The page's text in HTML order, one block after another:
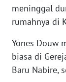
meninggal
rumahnya di
Yones Douw
biasa di
Baru Nabire,
KARIR
Wahana
News